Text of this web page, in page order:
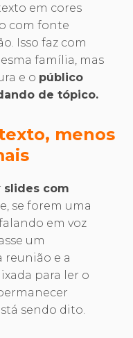
em cores
com fonte
Isso faz com
família, mas
e o público
de tópico.
menos
slides com
se forem uma
em voz
um
e a
para ler o
sendo dito.